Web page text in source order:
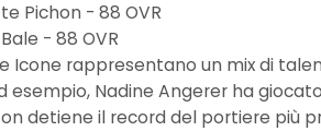
Pichon - 88 OVR
- 88 OVR
Icone rappresentano un mix di
esempio, Nadine Angerer ha
detiene il record del portiere più